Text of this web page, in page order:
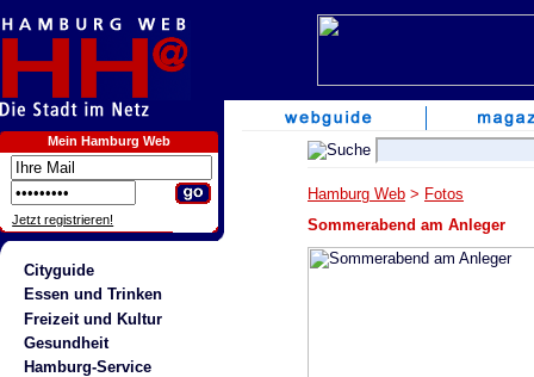
Mein Hamburg Web
Jetzt registrieren!
Cityguide
Essen und Trinken
Freizeit und Kultur
Gesundheit
Hamburg-Service
Hamburg Web > Fotos
Sommerabend am Anleger